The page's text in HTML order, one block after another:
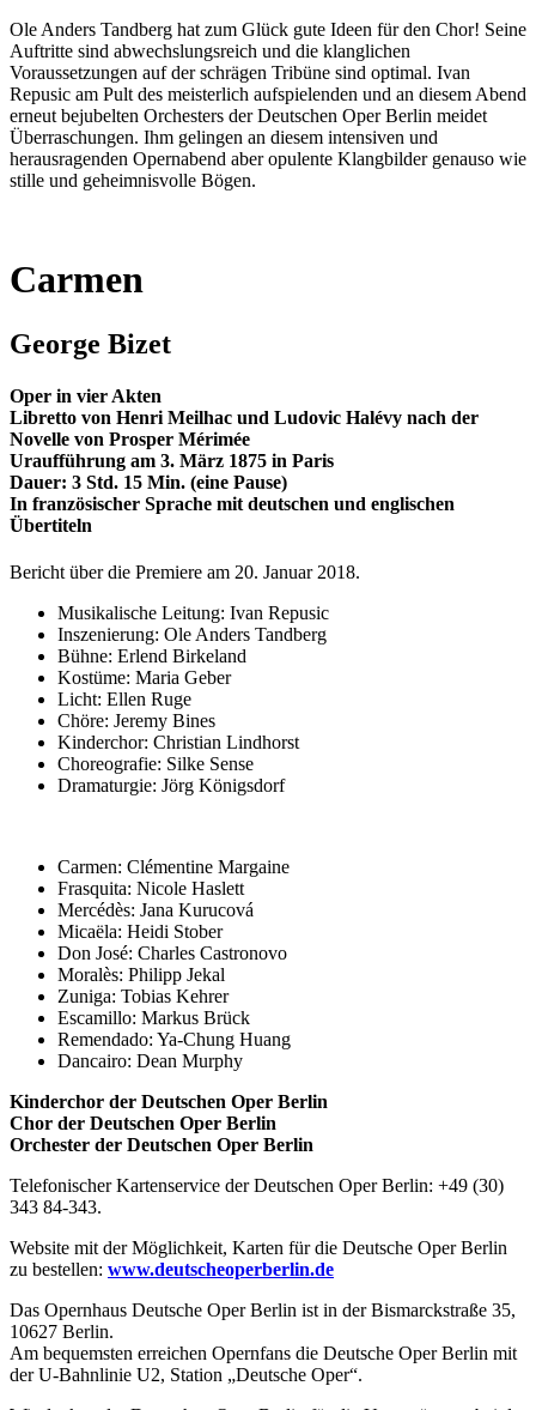
Ole Anders Tandberg hat zum Glück gute Ideen für den Chor! Seine
Auftritte sind abwechslungsreich und die klanglichen
Voraussetzungen auf der schrägen Tribüne sind optimal. Ivan
Repusic am Pult des meisterlich aufspielenden und an diesem Abend
erneut bejubelten Orchesters der Deutschen Oper Berlin meidet
Überraschungen. Ihm gelingen an diesem intensiven und
herausragenden Opernabend aber opulente Klangbilder genauso wie
stille und geheimnisvolle Bögen.
Carmen
George Bizet
Oper in vier Akten
Libretto von Henri Meilhac und Ludovic Halévy nach der
Novelle von Prosper Mérimée
Uraufführung am 3. März 1875 in Paris
Dauer: 3 Std. 15 Min. (eine Pause)
In französischer Sprache mit deutschen und englischen
Übertiteln
Bericht über die Premiere am 20. Januar 2018.
Musikalische Leitung: Ivan Repusic
Inszenierung: Ole Anders Tandberg
Bühne: Erlend Birkeland
Kostüme: Maria Geber
Licht: Ellen Ruge
Chöre: Jeremy Bines
Kinderchor: Christian Lindhorst
Choreografie: Silke Sense
Dramaturgie: Jörg Königsdorf
Carmen: Clémentine Margaine
Frasquita: Nicole Haslett
Mercédès: Jana Kurucová
Micaëla: Heidi Stober
Don José: Charles Castronovo
Moralès: Philipp Jekal
Zuniga: Tobias Kehrer
Escamillo: Markus Brück
Remendado: Ya-Chung Huang
Dancairo: Dean Murphy
Kinderchor der Deutschen Oper Berlin
Chor der Deutschen Oper Berlin
Orchester der Deutschen Oper Berlin
Telefonischer Kartenservice der Deutschen Oper Berlin: +49 (30)
343 84-343.
Website mit der Möglichkeit, Karten für die Deutsche Oper Berlin
zu bestellen: www.deutscheoperberlin.de
Das Opernhaus Deutsche Oper Berlin ist in der Bismarckstraße 35,
10627 Berlin.
Am bequemsten erreichen Opernfans die Deutsche Oper Berlin mit
der U-Bahnlinie U2, Station „Deutsche Oper“.